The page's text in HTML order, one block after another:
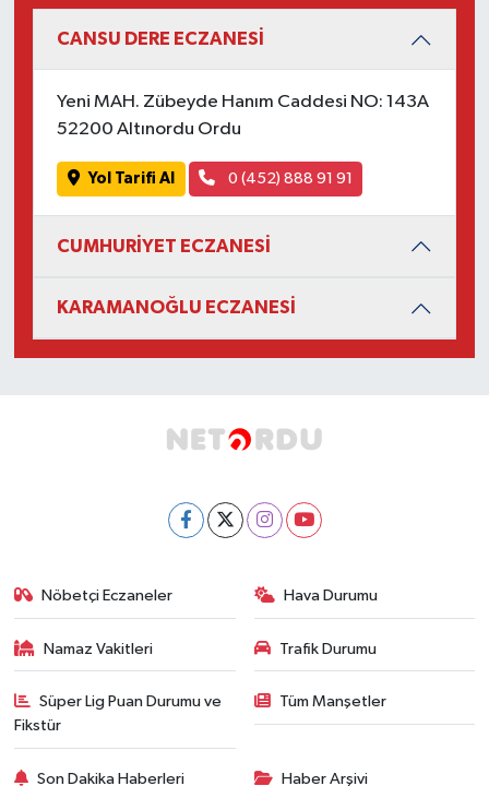
CANSU DERE ECZANESİ
Yeni MAH. Zübeyde Hanım Caddesi NO: 143A
52200 Altınordu Ordu
Yol Tarifi Al 0 (452) 888 91 91
CUMHURİYET ECZANESİ
KARAMANOĞLU ECZANESİ
Nöbetçi Eczaneler Hava Durumu
Namaz Vakitleri Trafik Durumu
Süper Lig Puan Durumu ve
Fikstür
Tüm Manşetler
Son Dakika Haberleri Haber Arşivi